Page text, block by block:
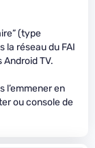
(type
la réseau du FAI
Android TV.
l’emmener en
ou console de